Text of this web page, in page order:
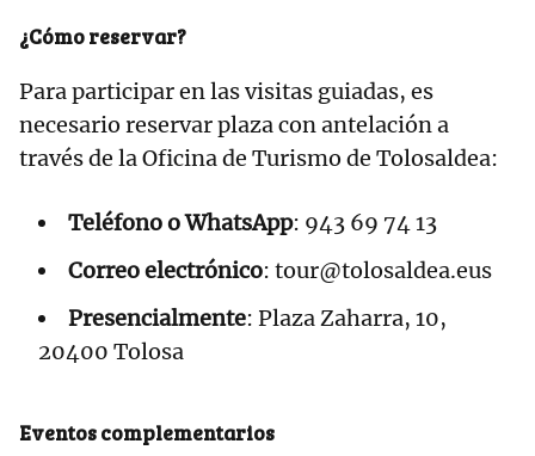
¿Cómo reservar?
Para participar en las visitas guiadas, es
necesario reservar plaza con antelación a
través de la Oficina de Turismo de Tolosaldea:
Teléfono o WhatsApp: 943 69 74 13
Correo electrónico: tour@tolosaldea.eus
Presencialmente: Plaza Zaharra, 10,
20400 Tolosa
Eventos complementarios